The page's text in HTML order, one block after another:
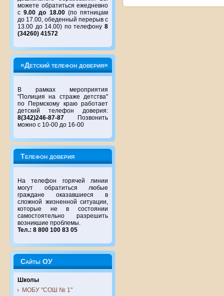
можете обратиться ежедневно
с9.00 до 18.00(по пятницам
до 17.00, обеденный перерыв с
13.00 до 14.00) по телефону 8
(34260) 41572
«Детский телефон доверия»
В рамках мероприятия
"Полиция на страже детства"
по Пермскому краю работает
детский телефон доверия:
8(342)246-87-87 Позвонить
можно с 10-00 до 16-00
Телефон доверия
На телефон горячей линии
могут обратиться любые
граждане оказавшиеся в
сложной жизненной ситуации,
которые не в состоянии
самостоятельно разрешить
возникшие проблемы.
Тел.: 8 800 100 83 05
Сайты ОУ
Школы
МОБУ "СОШ № 1"